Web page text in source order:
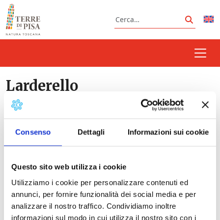
Consenso Dettagli Informazioni sui cookie
Questo sito web utilizza i cookie
Utilizziamo i cookie per personalizzare contenuti ed
annunci, per fornire funzionalità dei social media e per
analizzare il nostro traffico. Condividiamo inoltre
informazioni sul modo in cui utilizza il nostro sito con i
Vai al contenuto
Cerca
Cerca
Larderello
Prossimi eventi
I giovedì della Geotermia: visita al Museo e al
Soffione dimostrativo di Larderello, visita a
Sasso Pisano
- 13/08/2026 - 17/09/2026 - 9:00 -
19:00